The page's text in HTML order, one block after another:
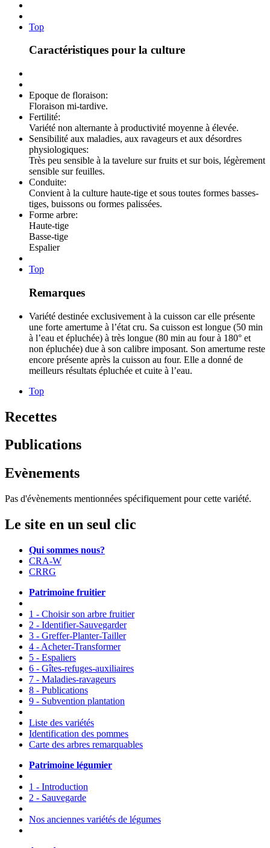
Top
Caractéristiques pour la culture
Epoque de floraison:
Floraison mi-tardive.
Fertilité:
Variété non alternante à productivité moyenne à élevée.
Sensibilité aux maladies, aux ravageurs et aux désordres
physiologiques:
Très peu sensible à la tavelure sur fruits et sur bois, légèrement
sensible sur feuilles.
Conduite:
Convient à la culture haute-tige et sous toutes formes basses-
tiges, buissons ou formes palissées.
Forme arbre:
Haute-tige
Basse-tige
Espalier
Top
Remarques
Variété destinée exclusivement à la cuisson car elle présente
une forte amertume à l’état cru. Sa cuisson est longue (50 min
à l’eau et épluchée) à très longue (80 min au four à 180° et
non épluchée) due à son calibre imposant. Son amertume reste
encore présente après la cuisson au four. Elle a donné de
meilleurs résultats épluchée et cuite à l’eau.
Top
Recettes
Publications
Evènements
Pas d'évènements mentionnées spécifiquement pour cette variété.
Le site en un seul clic
Qui sommes nous?
CRA-W
CRRG
Patrimoine fruitier
1 - Choisir son arbre fruitier
2 - Identifier-Sauvegarder
3 - Greffer-Planter-Tailler
4 - Acheter-Transformer
5 - Espaliers
6 - Gîtes-refuges-auxiliaires
7 - Maladies-ravageurs
8 - Publications
9 - Subvention plantation
Liste des variétés
Identification des pommes
Carte des arbres remarquables
Patrimoine légumier
1 - Introduction
2 - Sauvegarde
Nos anciennes variétés de légumes